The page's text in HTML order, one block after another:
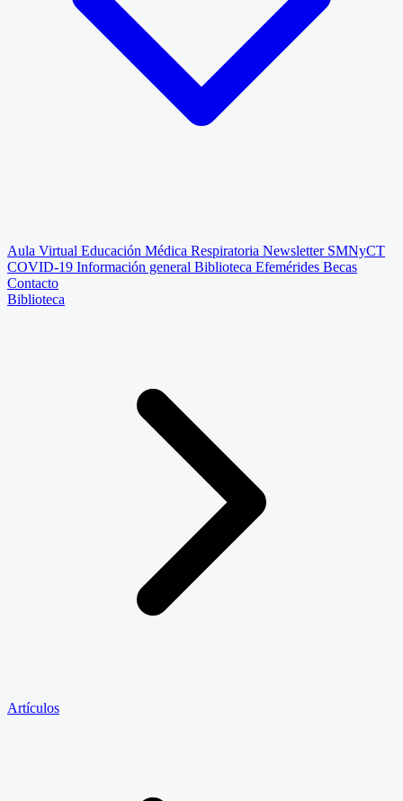
Aula Virtual Educación Médica Respiratoria Newsletter SMNyCT
COVID-19 Información general Biblioteca Efemérides Becas
Contacto
Biblioteca
Artículos